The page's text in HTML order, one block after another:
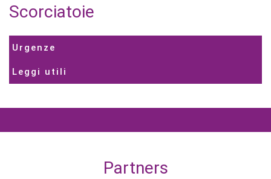
Scorciatoie
Urgenze
Leggi utili
Partners